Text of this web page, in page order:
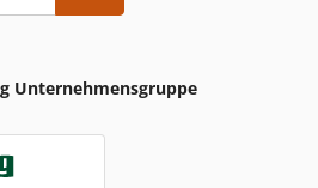
Unternehmensgruppe